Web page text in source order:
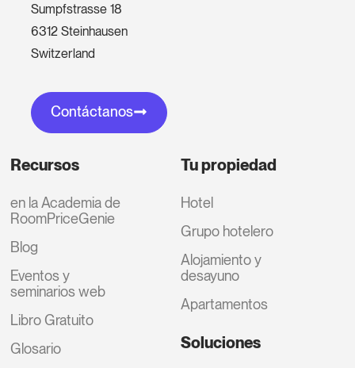
Sumpfstrasse 18
6312 Steinhausen
Switzerland
Contáctanos
Recursos
en la Academia de
RoomPriceGenie
Blog
Eventos y
seminarios web
Libro Gratuito
Glosario
Tu propiedad
Hotel
Grupo hotelero
Alojamiento y
desayuno
Apartamentos
Soluciones